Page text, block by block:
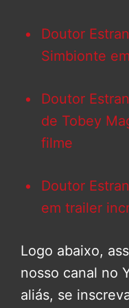
Doutor
Simbionte
Doutor
de Tobey
filme
Doutor
em trailer
Logo abaixo,
nosso canal no
aliás, se